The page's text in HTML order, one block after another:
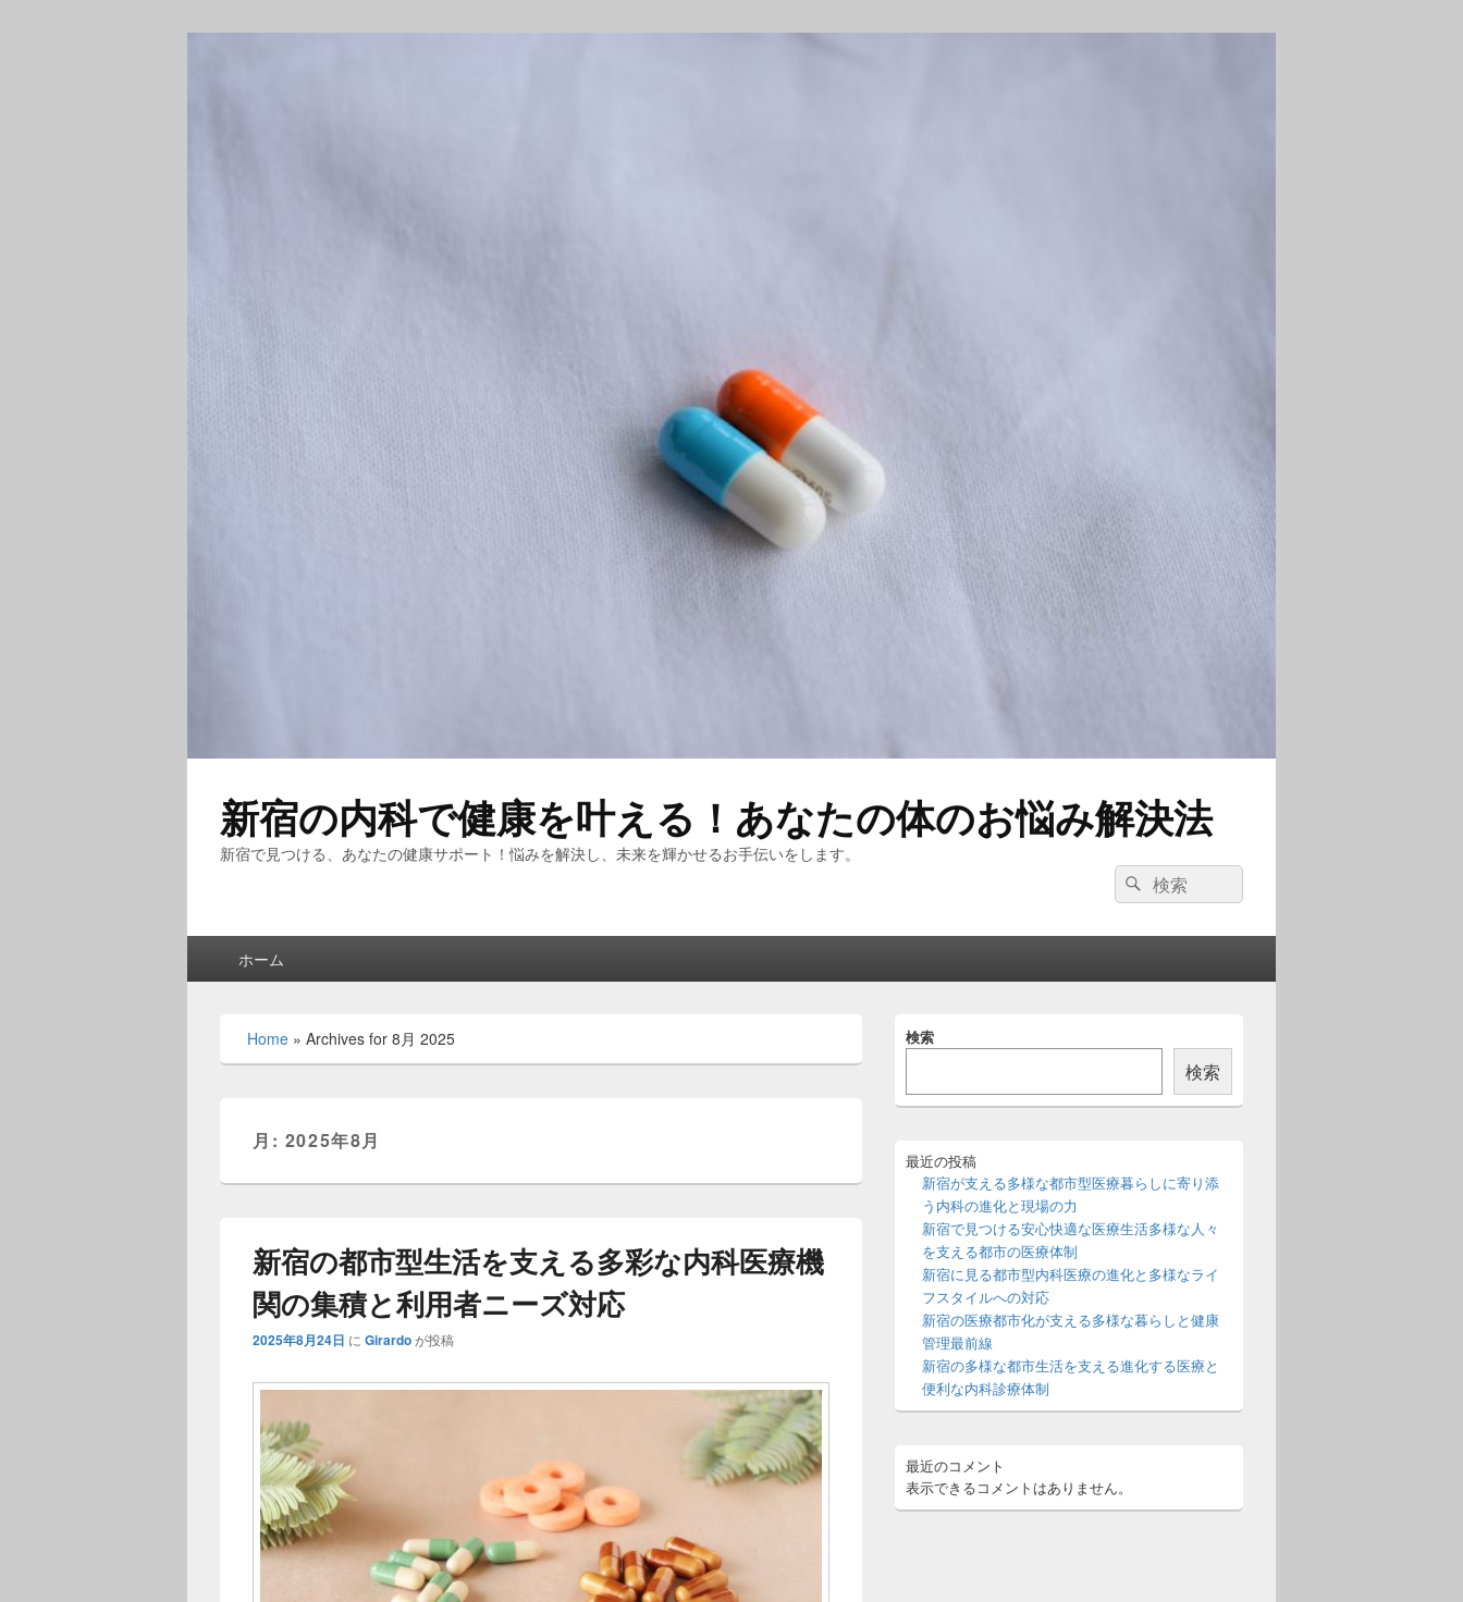
新宿の内科で健康を叶える！あなたの体のお悩み解決法
新宿で見つける、あなたの健康サポート！悩みを解決し、未来を輝かせるお手伝いをします。
検
索:
検
索
ホーム
Home » Archives for 8月 2025
月: 2025年8月
新宿の都市型生活を支える多彩な内科医療機
関の集積と利用者ニーズ対応
2025年8月24日 に Girardoが投稿
イ
イ
ー
検索
検索
最近の投稿
新宿が支える多様な都市型医療暮らしに寄り添
う内科の進化と現場の力
新宿で見つける安心快適な医療生活多様な人々
を支える都市の医療体制
新宿に見る都市型内科医療の進化と多様なライ
フスタイルへの対応
新宿の医療都市化が支える多様な暮らしと健康
管理最前線
新宿の多様な都市生活を支える進化する医療と
便利な内科診療体制
最近のコメント
表示できるコメントはありません。